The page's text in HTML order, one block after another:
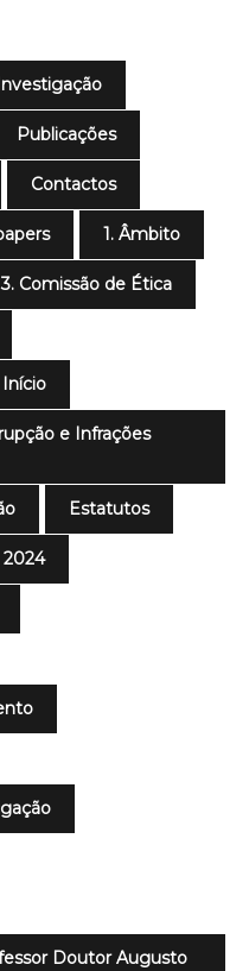
Publicações
Contactos
1. Âmbito
3. Comissão de Ética
Início
e Infrações
Estatutos
2024
Doutor Augusto